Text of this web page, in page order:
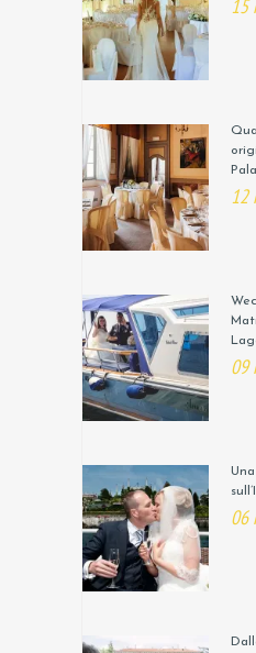
15
12
09
06